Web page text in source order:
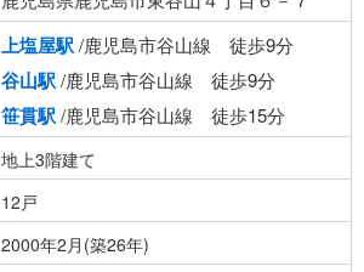
上塩屋駅/鹿児島市谷山線 徒歩9分
谷山駅/鹿児島市谷山線 徒歩9分
笹貫駅/鹿児島市谷山線 徒歩15分
地上3階建て
12戸
2000年2月(築26年)